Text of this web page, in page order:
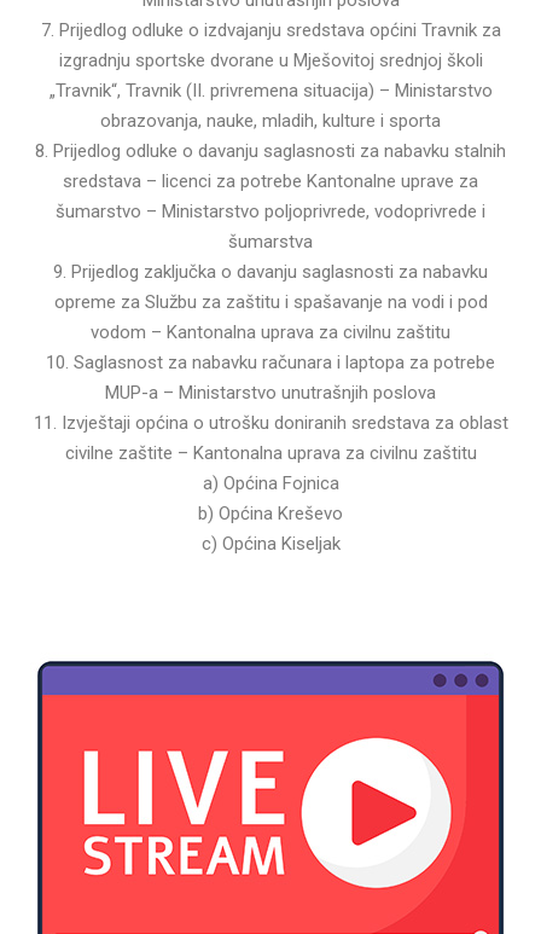
7. Prijedlog odluke o izdvajanju sredstava općini Travnik za
izgradnju sportske dvorane u Mješovitoj srednjoj školi
„Travnik“, Travnik (II. privremena situacija) – Ministarstvo
obrazovanja, nauke, mladih, kulture i sporta
8. Prijedlog odluke o davanju saglasnosti za nabavku stalnih
sredstava – licenci za potrebe Kantonalne uprave za
šumarstvo – Ministarstvo poljoprivrede, vodoprivrede i
šumarstva
9. Prijedlog zaključka o davanju saglasnosti za nabavku
opreme za Službu za zaštitu i spašavanje na vodi i pod
vodom – Kantonalna uprava za civilnu zaštitu
10. Saglasnost za nabavku računara i laptopa za potrebe
MUP-a – Ministarstvo unutrašnjih poslova
11. Izvještaji općina o utrošku doniranih sredstava za oblast
civilne zaštite – Kantonalna uprava za civilnu zaštitu
a) Općina Fojnica
b) Općina Kreševo
c) Općina Kiseljak